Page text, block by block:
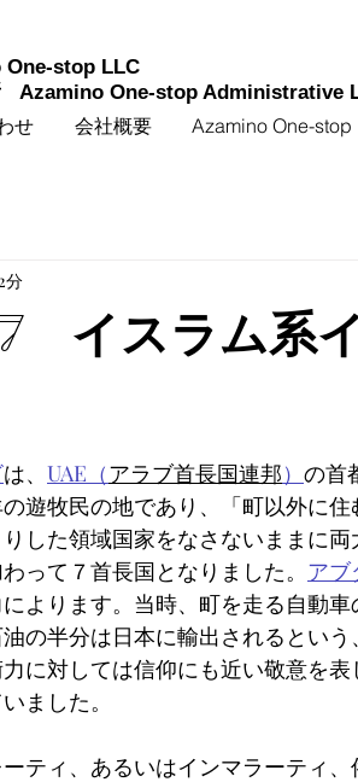
せ 会社概要 Azamino One-stop
One-stop LLC
Azamino One-stop Administrative
7 イスラム系
分
は、 UAE（アラブ首長国連邦） の首
遊牧民の地であり、「町以外に
した領域国家をなさないままに両
って７首長国となりました。 アブ
よります。当時、町を走る自動
の半分は日本に輸出されるとい
に対しては信仰にも近い敬意を
ました。
ティ、あるいはインマラーティ、